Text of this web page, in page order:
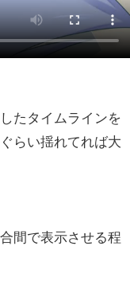
たタイムラインを
らい揺れてれば大
間で表示させる程